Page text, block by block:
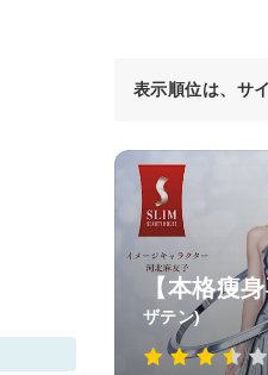
表示順位は、サ
【本格痩
ザテン)